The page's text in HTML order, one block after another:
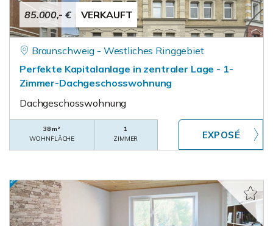
85.000,- € VERKAUFT
Braunschweig - Westliches Ringgebiet
Perfekte Kapitalanlage in zentraler Lage - 1-
Zimmer-Dachgeschosswohnung
Dachgeschosswohnung
38 m²
WOHNFLÄCHE
1
ZIMMER